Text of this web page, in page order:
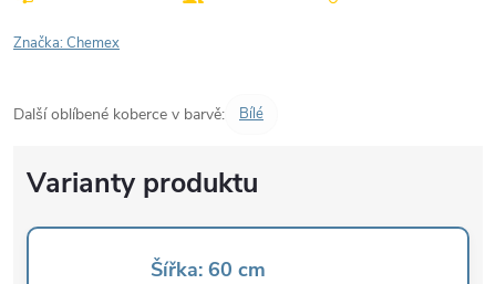
Značka:Chemex
Další oblíbené koberce v barvě: Bílé
Šířka: 60 cm